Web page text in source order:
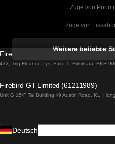
Züge von Porto
Züge von
Züge von
Züge von
Weitere beliebte
Firebird GT Limited (OC 1451)
432, Triq Fleur de Lys, Suite 1, Birkirkara, BKR
Firebird GT Limited (61211989)
Unit G 15/F Tal Building 49 Austin Road, KL,
Deutsch